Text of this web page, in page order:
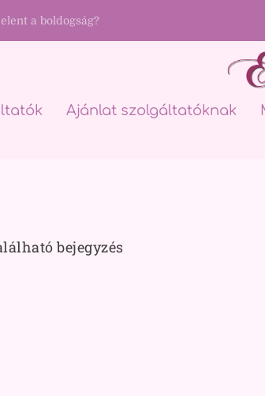
a boldogság?
Ajánlat szolgáltatóknak
bejegyzés